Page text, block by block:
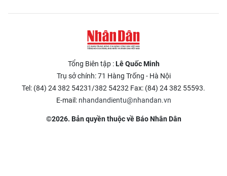
Tổng Biên tập :Lê Quốc Minh
Trụ sở chính: 71 Hàng Trống - Hà Nội
Tel: (84) 24 382 54231/382 54232 Fax: (84) 24 382 55593.
E-mail: nhandandientu@nhandan.vn
©2026. Bản quyền thuộc về Báo Nhân Dân